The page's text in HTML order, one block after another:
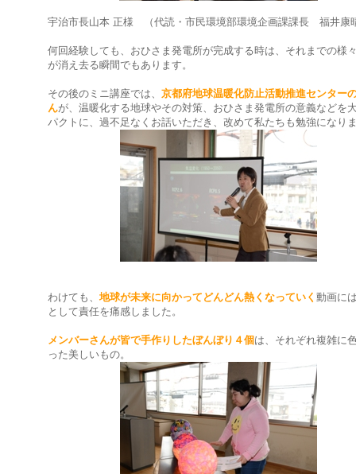
宇治市長山本 正様 （代読・市民環境部環境企画課課長 福井康
何回経験しても、おひさま発電所が完成する時は、それまでの様
が消え去る瞬間でもあります。
その後のミニ講座では、 京都府地球温暖化防止活動推進センター
んが、温暖化する地球やその対策、おひさま発電所の意義などを
パクトに、過不足なくお話いただき、改めて私たちも勉強になり
わけても、 地球が未来に向かってどんどん熱くなっていく 動画に
として責任を痛感しました。
メンバーさんが皆で手作りしたぼんぼり４個 は、それぞれ複雑に
った美しいもの。